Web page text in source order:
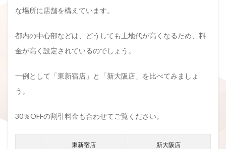
な場所に店舗を構えています。
都内の中心部などは、どうしても土地代が高くなるため、料
金が高く設定されているのでしょう。
一例として「東新宿店」と「新大阪店」を比べてみましょ
う。
30％OFFの割引料金も合わせてご覧ください。
東新宿店 新大阪店